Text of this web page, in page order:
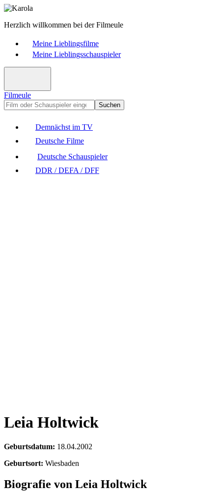
Herzlich willkommen bei der Filmeule
Meine Lieblingsfilme
Meine Lieblingsschauspieler
Filmeule
Suchen
Demnächst im TV
Deutsche Filme
Deutsche Schauspieler
DDR / DEFA / DFF
Leia Holtwick
Geburtsdatum: 18.04.2002
Geburtsort: Wiesbaden
Biografie von Leia Holtwick